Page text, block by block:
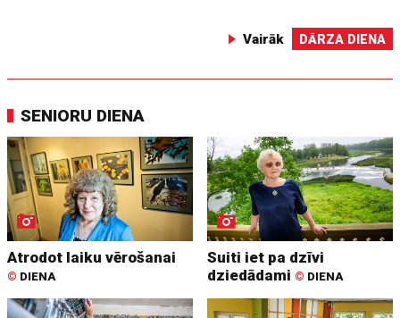
Vairāk DĀRZA DIENA
SENIORU DIENA
Atrodot laiku vērošanai
© DIENA
Suiti iet pa dzīvi
dziedādami © DIENA